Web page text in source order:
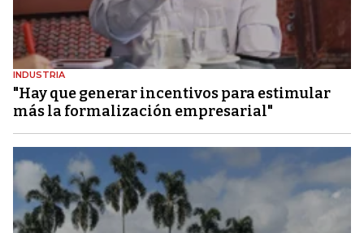
INDUSTRIA
"Hay que generar incentivos para estimular
más la formalización empresarial"